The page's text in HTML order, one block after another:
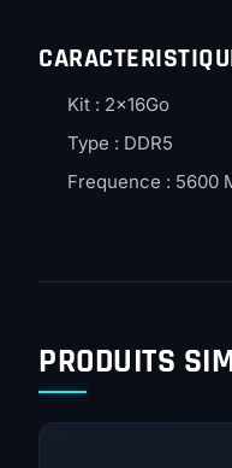
Kit : 2x16Go
Type : DDR5
Frequence : 5600
PRODUITS